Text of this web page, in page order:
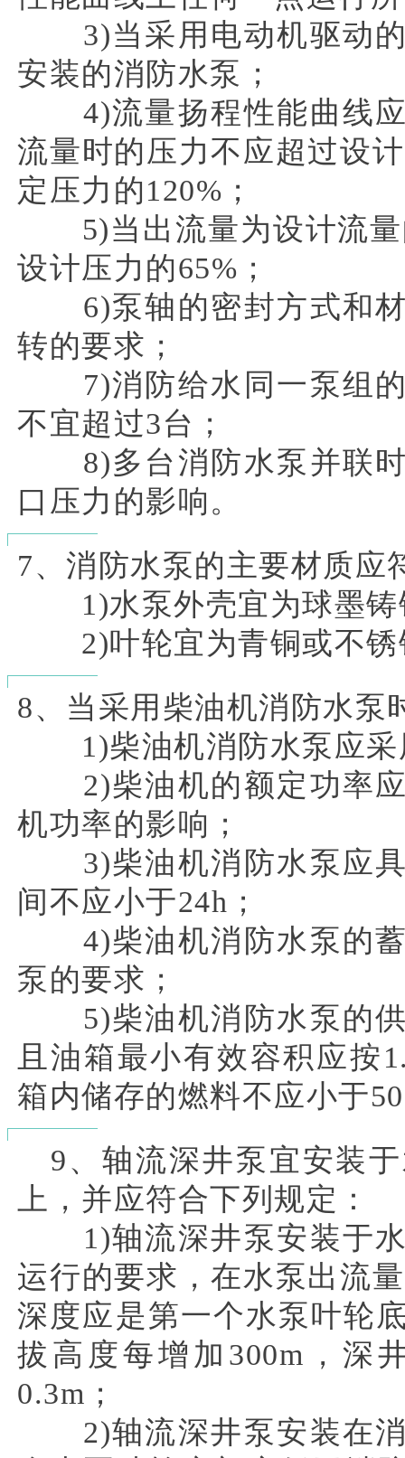
3)当采用电动机驱动的
安装的消防水泵；
4)流量扬程性能曲线应
流量时的压力不应超过设
定压力的120%；
5)当出流量为设计流量
设计压力的65%；
6)泵轴的密封方式和材
转的要求；
7)消防给水同一泵组的
不宜超过3台；
8)多台消防水泵并联时
口压力的影响。
7、消防水泵的主要材质应
1)水泵外壳宜为球墨铸
2)叶轮宜为青铜或不锈
8、当采用柴油机消防水泵
1)柴油机消防水泵应采
2)柴油机的额定功率应
机功率的影响；
3)柴油机消防水泵应具
间不应小于24h；
4)柴油机消防水泵的蓄
泵的要求；
5)柴油机消防水泵的供
且油箱最小有效容积应按
箱内储存的燃料不应小于
9、轴流深井泵宜安装
上，并应符合下列规定：
1)轴流深井泵安装于水
运行的要求，在水泵出流
深度应是第一个水泵叶轮
拔高度每增加300m，深
0.3m；
2)轴流深井泵安装在消